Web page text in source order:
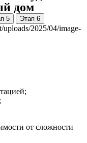
дом
5 Этап 6
от сложности